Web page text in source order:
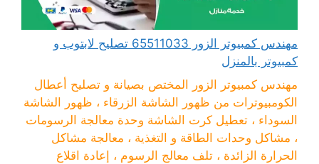
مهندس كمبيوتر الزور 65511033 تصليح لابتوب و
كمبيوتر بالمنزل
مهندس كمبيوتر الزور المختص بصيانة و تصليح أعطال
الكومبيوترات من ظهور الشاشة الزرقاء ، ظهور الشاشة
السوداء ، تعطيل كرت الشاشة وحدة معالجة الرسومات
، مشاكل وحدات الطاقة و التغذية ، معالجة مشاكل
الحرارة الزائدة ، تلف معالج الرسوم ، إعادة اقلاع